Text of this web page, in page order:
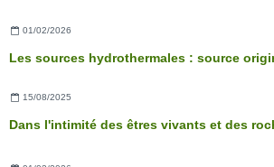
01/02/2026
15/08/2025
Dans l'intimité des êtres vivants et des